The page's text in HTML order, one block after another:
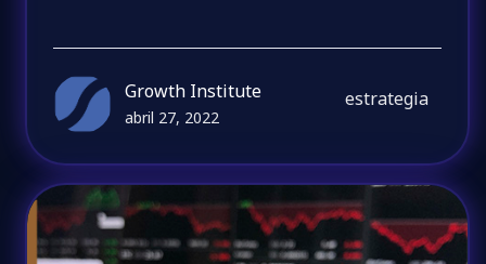
Growth Institute
abril 27, 2022
estrategia